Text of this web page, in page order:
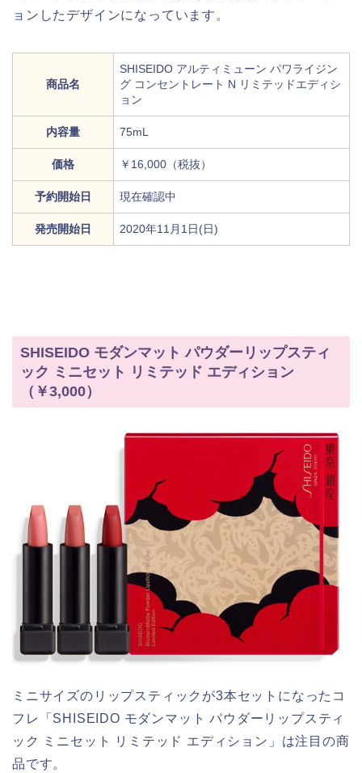
ョンしたデザインになっています。
商品名
SHISEIDO アルティミューン パワライジン
グ コンセントレート N リミテッドエディシ
ョン
内容量 75mL
価格 ￥16,000（税抜）
予約開始日 現在確認中
発売開始日 2020年11月1日(日)
SHISEIDO モダンマット パウダーリップスティ
ック ミニセット リミテッド エディション
（￥3,000）
ミニサイズのリップスティックが3本セットになったコ
フレ「SHISEIDO モダンマット パウダーリップスティ
ック ミニセット リミテッド エディション」は注目の商
品です。